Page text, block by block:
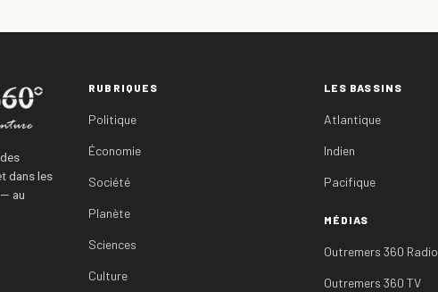
dans les
au
RUBRIQUES
Politique
Économie
Société
Planète
Sciences
Culture
LES BASSINS
Atlantique
Indien
Pacifique
MÉDIAS
Outremers 360 Radio
Outremers 360 TV